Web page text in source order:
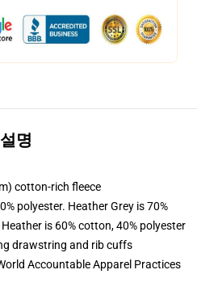
설명
cotton-rich fleece
polyester. Heather Grey is 70%
is 60% cotton, 40% polyester
drawstring and rib cuffs
Accountable Apparel Practices